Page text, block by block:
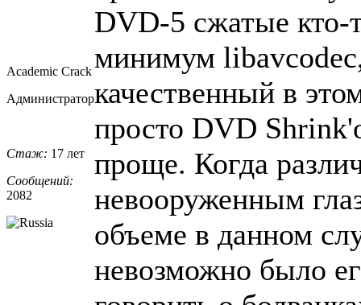
Academic Crack
Администратор
Стаж: 17 лет
Сообщений:
2082
DVD-5 сжатые кто-
минимум
качественный в
просто DVD
проще. Когда
невооруженным
объеме в данном
невозможно было